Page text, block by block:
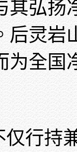
其弘扬
后灵岩
为全国
仅行持